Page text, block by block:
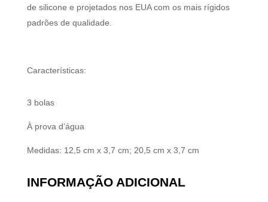
de silicone e projetados nos EUA com os mais rígidos
padrões de qualidade.
Características:
3 bolas
À prova d’água
Medidas: 12,5 cm x 3,7 cm; 20,5 cm x 3,7 cm
INFORMAÇÃO ADICIONAL